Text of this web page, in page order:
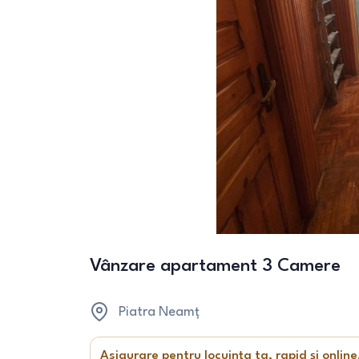
Vânzare apartament 3 Camere
Piatra Neamț
Asigurare pentru locuința ta, rapid și